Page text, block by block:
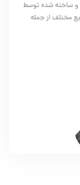
و ساخته شده توسط
مختلف از جمله